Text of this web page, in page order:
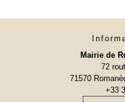
Mairie de
72
71570
+33